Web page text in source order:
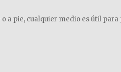
a pie, cualquier medio es útil